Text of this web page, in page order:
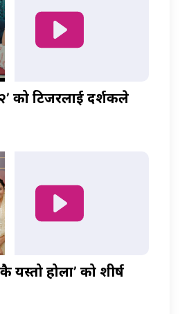
को टिजरलाई दर्शकले
यस्तो होला’ को शीर्ष